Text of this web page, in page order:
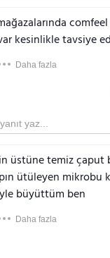
kesinlikle tavsiye
Daha fazla
üstüne temiz
ütüleyen mikrobu
büyüttüm ben
Daha fazla